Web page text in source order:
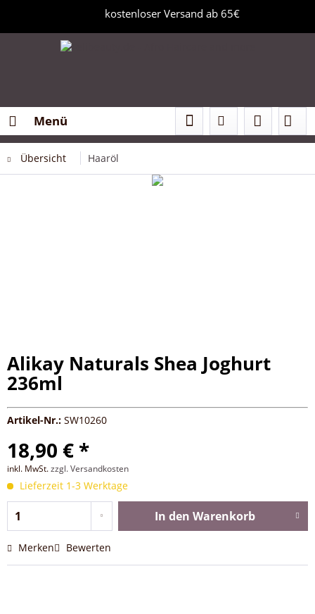
kostenloser Versand ab 65€
Menü
Übersicht Haaröl
Alikay Naturals Shea Joghurt
236ml
Artikel-Nr.: SW10260
18,90 € *
inkl. MwSt.zzgl. Versandkosten
Lieferzeit 1-3 Werktage
In den Warenkorb
Merken Bewerten